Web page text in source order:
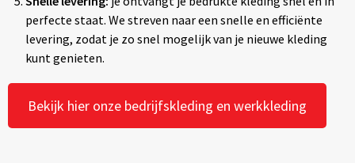
perfecte staat. We streven naar een snelle en efficiënte
levering, zodat je zo snel mogelijk van je nieuwe kleding
kunt genieten.
Bekijk hier onze bedrijfskleding en werkkleding